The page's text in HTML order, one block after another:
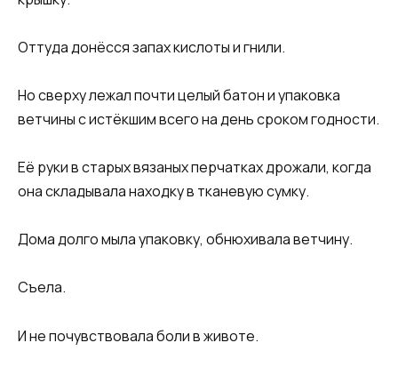
Оттуда донёсся запах кислоты и гнили.
Но сверху лежал почти целый батон и упаковка
ветчины с истёкшим всего на день сроком годности.
Её руки в старых вязаных перчатках дрожали, когда
она складывала находку в тканевую сумку.
Дома долго мыла упаковку, обнюхивала ветчину.
Съела.
И не почувствовала боли в животе.